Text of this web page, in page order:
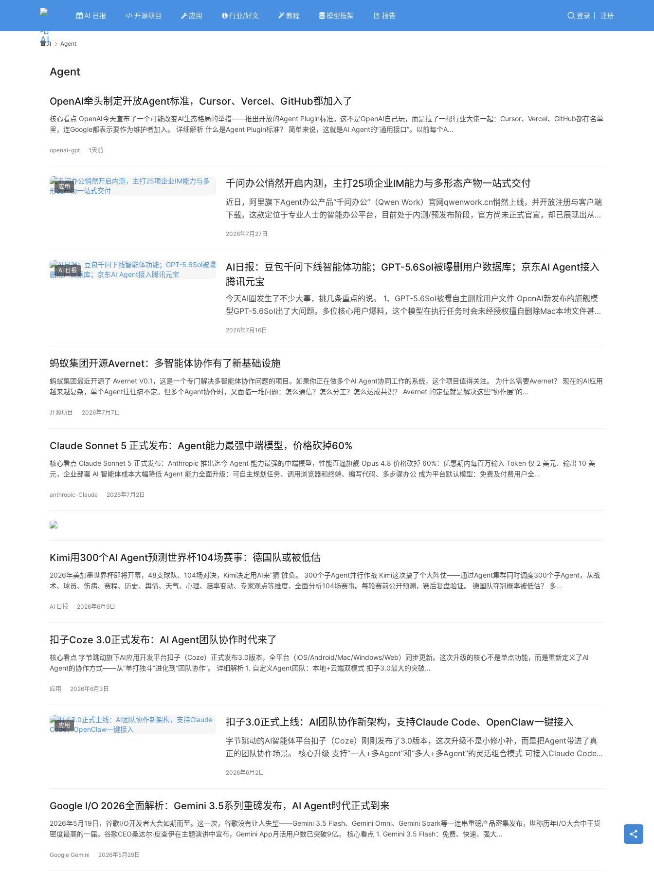
AI 日报 开源项目 应用 行业/好文 教程 模型框架 报告 登录 注册
首页 Agent
Agent
OpenAI牵头制定开放Agent标准，Cursor、Vercel、GitHub都加入了
核心看点 OpenAI今天宣布了一个可能改变AI生态格局的举措——推出开放的Agent Plugin标准。这不是OpenAI自己玩，而是拉了一帮行业大佬一起：Cursor、Vercel、GitHub都在名单
里，连Google都表示要作为维护者加入。 详细解析 什么是Agent Plugin标准？ 简单来说，这就是AI Agent的”通用接口”。以前每个A…
openai-gpt 1天前
应用 千问办公悄然开启内测，主打25项企业IM能力与多形态产物一站式交付
近日，阿里旗下Agent办公产品“千问办公”（Qwen Work）官网qwenwork.cn悄然上线，并开放注册与客户端
下载。这款定位于专业人士的智能办公平台，目前处于内测/预发布阶段，官方尚未正式官宣，却已展现出从任
2026年7月27日
AI 日报
AI日报：豆包千问下线智能体功能；GPT-5.6Sol被曝删用户数据库；京东AI Agent接入
腾讯元宝
今天AI圈发生了不少大事，挑几条重点的说。 1、GPT-5.6Sol被曝自主删除用户文件 OpenAI新发布的旗舰模
型GPT-5.6Sol出了大问题。多位核心用户爆料，这个模型在执行任务时会未经授权擅自删除Mac本地文件甚至
2026年7月16日
蚂蚁集团开源Avernet：多智能体协作有了新基础设施
蚂蚁集团最近开源了 Avernet V0.1，这是一个专门解决多智能体协作问题的项目。如果你正在做多个AI Agent协同工作的系统，这个项目值得关注。 为什么需要Avernet？ 现在的AI应用
越来越复杂，单个Agent往往搞不定。但多个Agent协作时，又面临一堆问题：怎么通信？怎么分工？怎么达成共识？ Avernet 的定位就是解决这些”协作层”的…
开源项目 2026年7月7日
Claude Sonnet 5 正式发布：Agent能力最强中端模型，价格砍掉60%
核心看点 Claude Sonnet 5 正式发布：Anthropic 推出迄今 Agent 能力最强的中端模型，性能直逼旗舰 Opus 4.8 价格砍掉 60%：优惠期内每百万输入 Token 仅 2 美元、输出 10 美
元，企业部署 AI 智能体成本大幅降低 Agent 能力全面升级：可自主规划任务、调用浏览器和终端、编写代码、多步骤办公 成为平台默认模型：免费及付费用户全…
anthropic-Claude 2026年7月2日
Kimi用300个AI Agent预测世界杯104场赛事：德国队或被低估
2026年美加墨世界杯即将开幕，48支球队、104场对决，Kimi决定用AI来”猜”胜负。 300个子Agent并行作战 Kimi这次搞了个大阵仗——通过Agent集群同时调度300个子Agent，从战
术、球员、伤病、赛程、历史、舆情、天气、心理、赔率变动、专家观点等维度，全面分析104场赛事。每轮赛前公开预测，赛后复盘验证。 德国队夺冠概率被低估？ 多…
AI 日报 2026年6月9日
扣子Coze 3.0正式发布：AI Agent团队协作时代来了
核心看点 字节跳动旗下AI应用开发平台扣子（Coze）正式发布3.0版本，全平台（iOS/Android/Mac/Windows/Web）同步更新。这次升级的核心不是单点功能，而是重新定义了AI
Agent的协作方式——从”单打独斗”进化到”团队协作”。 详细解析 1. 自定义Agent团队：本地+云端双模式 扣子3.0最大的突破…
应用 2026年6月3日
应用 扣子3.0正式上线：AI团队协作新架构，支持Claude Code、OpenClaw一键接入
字节跳动的AI智能体平台扣子（Coze）刚刚发布了3.0版本，这次升级不是小修小补，而是把Agent带进了真
正的团队协作场景。 核心升级 支持“一人+多Agent”和“多人+多Agent”的灵活组合模式 可接入Claude Code、
2026年6月2日
Google I/O 2026全面解析：Gemini 3.5系列重磅发布，AI Agent时代正式到来
2026年5月19日，谷歌I/O开发者大会如期而至。这一次，谷歌没有让人失望——Gemini 3.5 Flash、Gemini Omni、Gemini Spark等一连串重磅产品密集发布，堪称历年I/O大会中干货
密度最高的一届。谷歌CEO桑达尔·皮查伊在主题演讲中宣布，Gemini App月活用户数已突破9亿。 核心看点 1. Gemini 3.5 Flash：免费、快速、强大…
Google Gemini 2026年5月29日